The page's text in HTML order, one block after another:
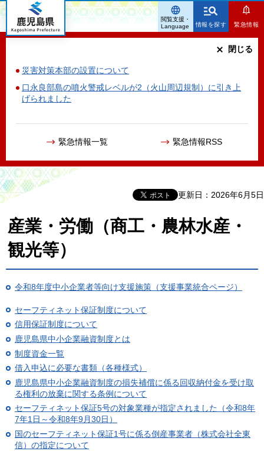
鹿児島県
情報を探す 緊急情報
災害対策本部の設置について
口永良部島の噴火警戒レベルが2（火山周辺規制）に引き上
げられました
緊急情報一覧 緊急情報RSS
閉じる
閲覧支援・
Language
更新日：2026年6月5日
産業・労働（商工・農林水産・
観光等）
令和8年度中小企業者等向け支援施策（支援事業統合ページ）
セーフティネット保証制度について
信用保証制度について
鹿児島県中小企業融資制度とは
制度資金一覧
借入申込に必要な書類（各種様式）
鹿児島県中小企業融資制度の損失補償に係る回収納付金を受け取
る権利の放棄に関する条例について
セーフティネット保証5号の対象業種が指定されました（令和8年
7年1日～令和8年9月30日）
国のセーフティネット保証1号に係る倒産事業者（株式会社全東
信）の指定について